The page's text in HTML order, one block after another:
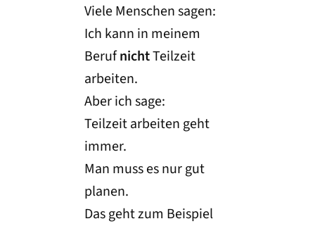
Viele Menschen sagen:
Ich kann in meinem
BerufnichtTeilzeit
arbeiten.
Aber ich sage:
Teilzeit arbeiten geht
immer.
Man muss es nur gut
planen.
Das geht zum Beispiel